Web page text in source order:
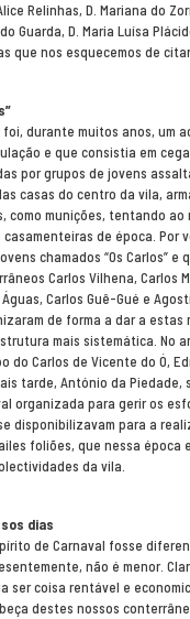
Relinhas, D. Mariana do
Guarda, D. Maria Luísa
que nos esquecemos de
foi, durante muitos anos, um
e que consistia em
por grupos de jovens
casas do centro da vila,
como munições, tentando ao
de época. Por
chamados “Os Carlos” e
Carlos Vilhena, Carlos
Carlos Guê-Gué e
de forma a dar a estas
mais sistemática. No
do Carlos de Vicente do Ó,
tarde, António da Piedade,
organizada para gerir os
disponibilizavam para a
foliões, que nessa época
da vila.
dias
de Carnaval fosse
não é menor.
ser coisa rentável e
destes nossos